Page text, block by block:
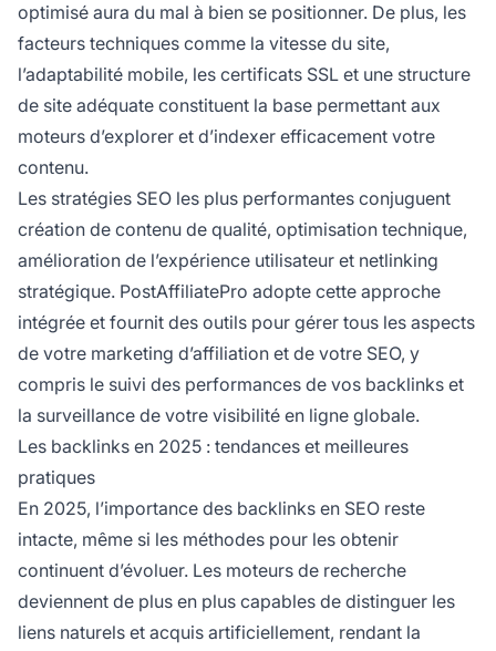
optimisé aura du mal à bien se positionner. De plus, les
facteurs techniques comme la vitesse du site,
l’adaptabilité mobile, les certificats SSL et une structure
de site adéquate constituent la base permettant aux
moteurs d’explorer et d’indexer efficacement votre
contenu.
Les stratégies SEO les plus performantes conjuguent
création de contenu de qualité, optimisation technique,
amélioration de l’expérience utilisateur et netlinking
stratégique. PostAffiliatePro adopte cette approche
intégrée et fournit des outils pour gérer tous les aspects
de votre marketing d’affiliation et de votre SEO, y
compris le suivi des performances de vos backlinks et
la surveillance de votre visibilité en ligne globale.
Les backlinks en 2025 : tendances et meilleures
pratiques
En 2025, l’importance des backlinks en SEO reste
intacte, même si les méthodes pour les obtenir
continuent d’évoluer. Les moteurs de recherche
deviennent de plus en plus capables de distinguer les
liens naturels et acquis artificiellement, rendant la